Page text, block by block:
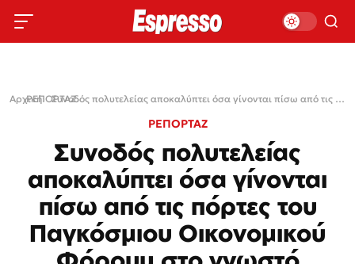
Αρχική›
ΡΕΠΟΡΤΑΖ› Συνοδός πολυτελείας αποκαλύπτει όσα γίνονται πίσω από τις πόρτες του Παγκόσμιου Oικονομικού Φόρουμ στο γνωστό ελβετικό θέρετρο
ΡΕΠΟΡΤΑΖ
Συνοδός πολυτελείας
αποκαλύπτει όσα γίνονται
πίσω από τις πόρτες του
Παγκόσμιου Oικονομικού